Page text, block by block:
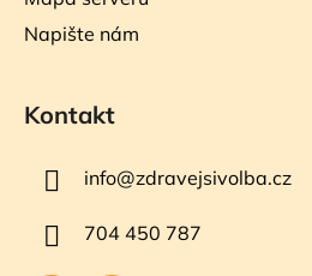
Napište nám
Kontakt
info@zdravejsivolba.cz
704 450 787